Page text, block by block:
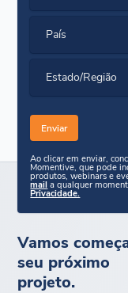
País
Estado/Região
Ao clicar em enviar,
Momentive, que pode
produtos, webinars e
mail a qualquer
Privacidade.
Vamos
seu próximo
projeto.